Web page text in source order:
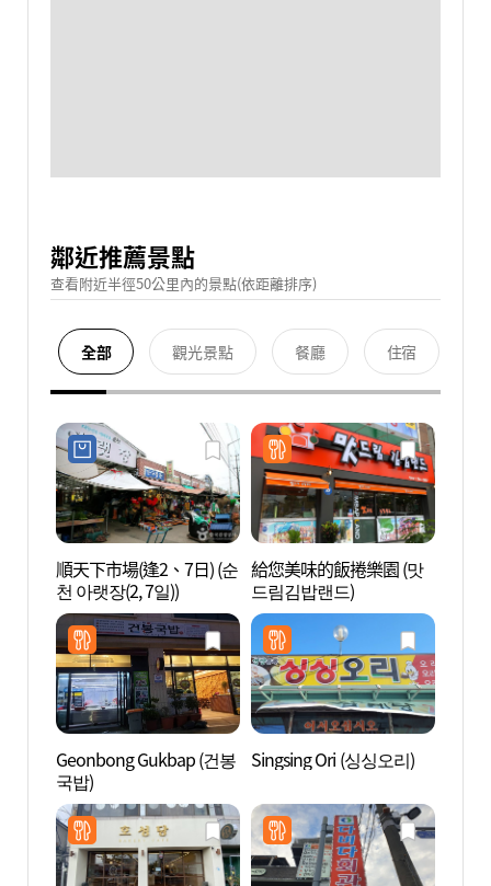
鄰近推薦景點
查看附近半徑50公里內的景點(依距離排序)
全部 觀光景點 餐廳 住宿
順天下市場(逢2、7日) (순
천 아랫장(2, 7일))
給您美味的飯捲樂園 (맛
드림김밥랜드)
Geonbong Gukbap (건봉
국밥)
Singsing Ori (싱싱오리)